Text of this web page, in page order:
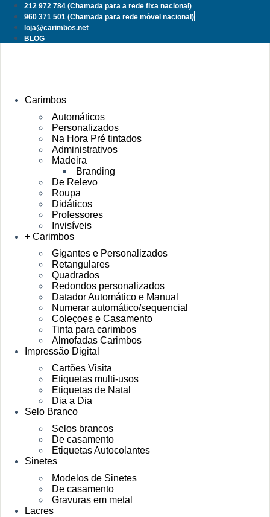
Pular
para
conteúdo
212 972 784 (Chamada para a rede fixa nacional)
960 371 501 (Chamada para rede móvel nacional)
loja@carimbos.net
BLOG
Carimbos
Automáticos
Personalizados
Na Hora Pré tintados
Administrativos
Madeira
Branding
De Relevo
Roupa
Didáticos
Professores
Invisíveis
+ Carimbos
Gigantes e Personalizados
Retangulares
Quadrados
Redondos personalizados
Datador Automático e Manual
Numerar automático/sequencial
Coleçoes e Casamento
Tinta para carimbos
Almofadas Carimbos
Impressão Digital
Cartões Visita
Etiquetas multi-usos
Etiquetas de Natal
Dia a Dia
Selo Branco
Selos brancos
De casamento
Etiquetas Autocolantes
Sinetes
Modelos de Sinetes
De casamento
Gravuras em metal
Lacres